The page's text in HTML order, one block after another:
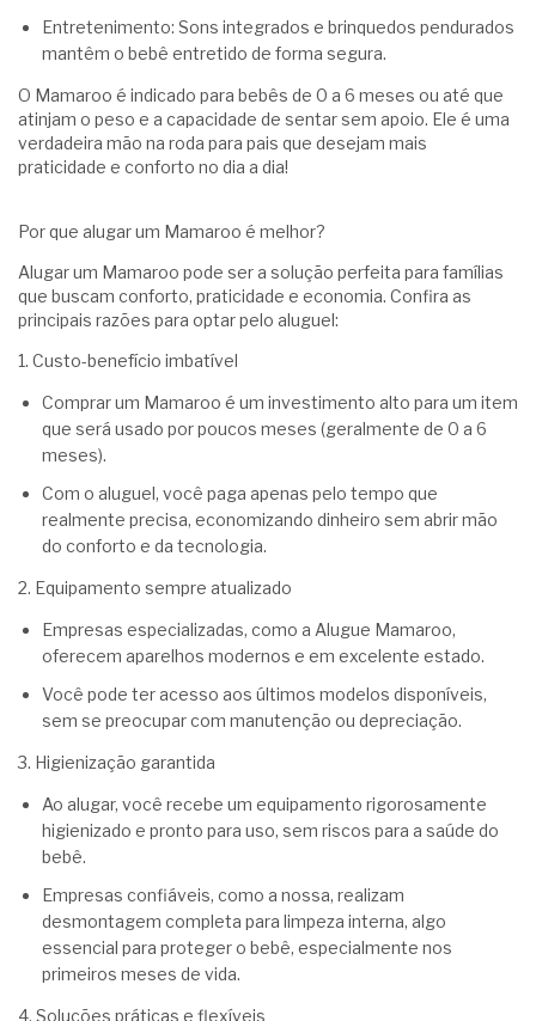
Entretenimento: Sons integrados e brinquedos pendurados
mantêm o bebê entretido de forma segura.
O Mamaroo é indicado para bebês de 0 a 6 meses ou até que
atinjam o peso e a capacidade de sentar sem apoio. Ele é uma
verdadeira mão na roda para pais que desejam mais
praticidade e conforto no dia a dia!
Por que alugar um Mamaroo é melhor?
Alugar um Mamaroo pode ser a solução perfeita para famílias
que buscam conforto, praticidade e economia. Confira as
principais razões para optar pelo aluguel:
1. Custo-benefício imbatível
Comprar um Mamaroo é um investimento alto para um item
que será usado por poucos meses (geralmente de 0 a 6
meses).
Com o aluguel, você paga apenas pelo tempo que
realmente precisa, economizando dinheiro sem abrir mão
do conforto e da tecnologia.
2. Equipamento sempre atualizado
Empresas especializadas, como a Alugue Mamaroo,
oferecem aparelhos modernos e em excelente estado.
Você pode ter acesso aos últimos modelos disponíveis,
sem se preocupar com manutenção ou depreciação.
3. Higienização garantida
Ao alugar, você recebe um equipamento rigorosamente
higienizado e pronto para uso, sem riscos para a saúde do
bebê.
Empresas confiáveis, como a nossa, realizam
desmontagem completa para limpeza interna, algo
essencial para proteger o bebê, especialmente nos
primeiros meses de vida.
4. Soluções práticas e flexíveis